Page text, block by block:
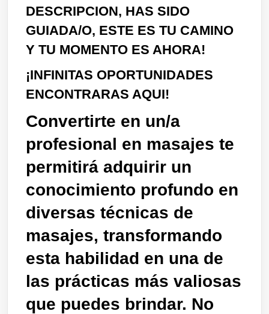
DESCRIPCION, HAS SIDO
GUIADA/O, ESTE ES TU CAMINO
Y TU MOMENTO ES AHORA!
¡INFINITAS OPORTUNIDADES
ENCONTRARAS AQUI!
Convertirte en un/a
profesional en masajes te
permitirá adquirir un
conocimiento profundo en
diversas técnicas de
masajes, transformando
esta habilidad en una de
las prácticas más valiosas
que puedes brindar. No